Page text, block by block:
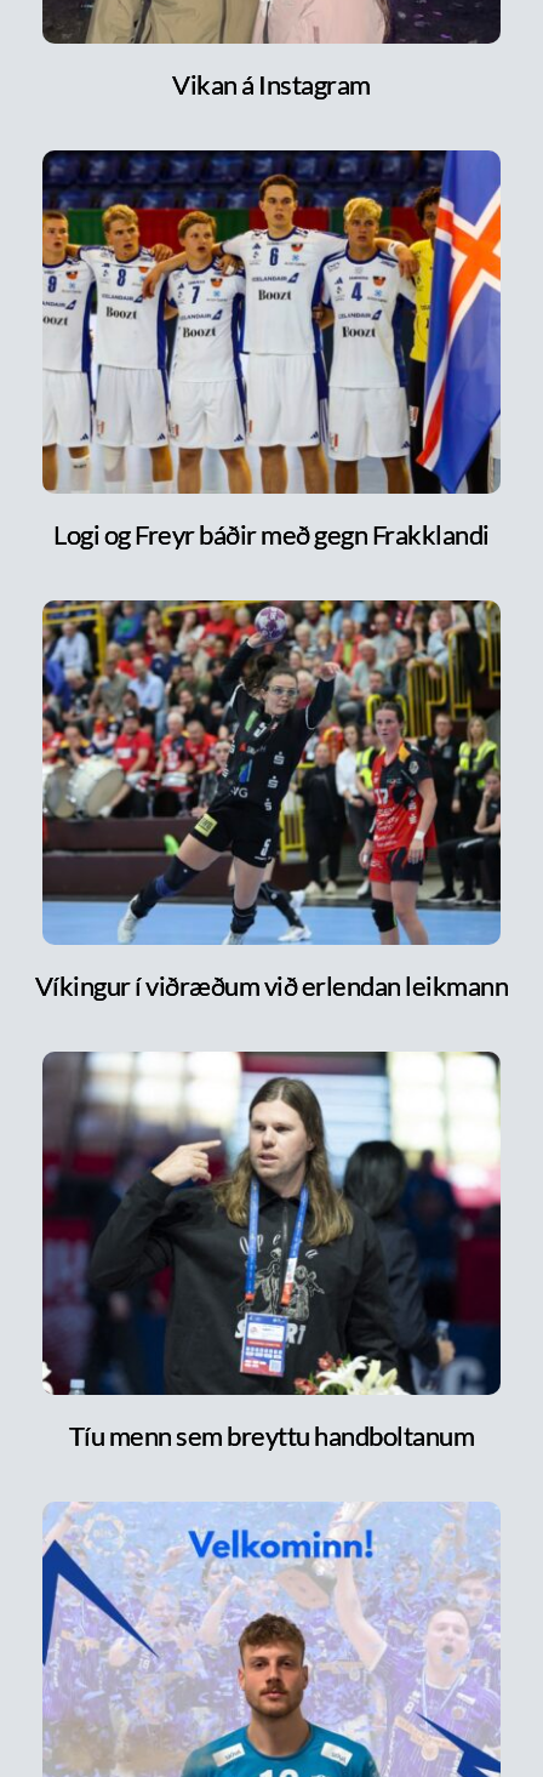
Vikan á Instagram
Logi og Freyr báðir með gegn Frakklandi
Víkingur í viðræðum við erlendan leikmann
Tíu menn sem breyttu handboltanum